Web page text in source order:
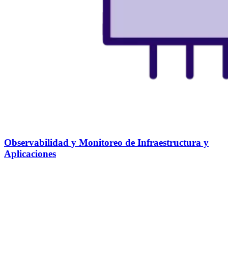
Observabilidad y Monitoreo de Infraestructura y
Aplicaciones